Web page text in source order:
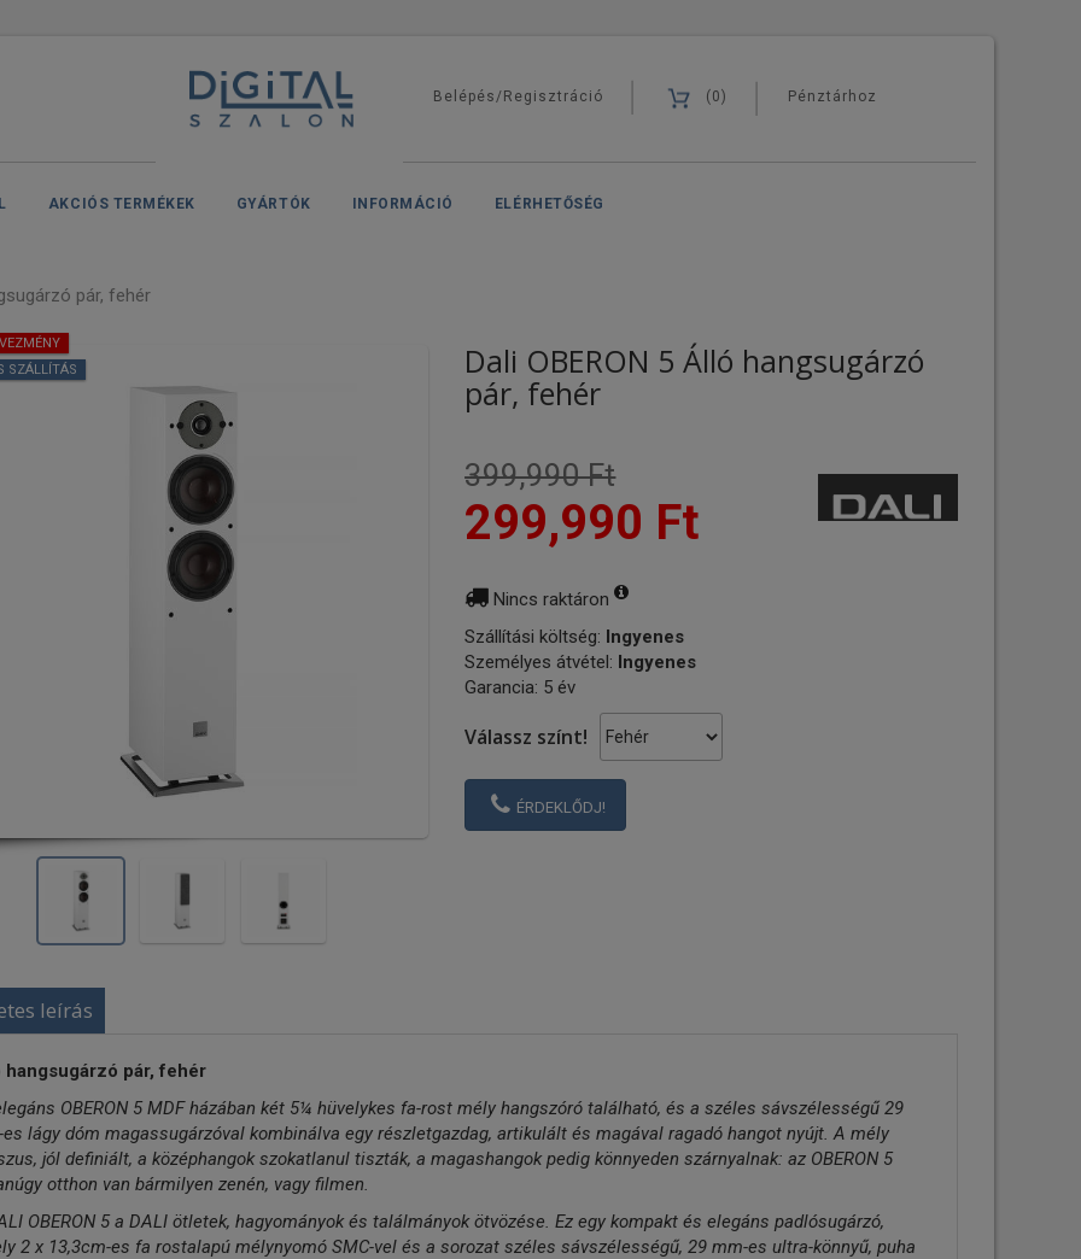
Belépés/Regisztráció (0) Pénztárhoz
AKCIÓS TERMÉKEK GYÁRTÓK INFORMÁCIÓ ELÉRHETŐSÉG
pár, fehér
SZÁLLÍTÁS
Dali OBERON 5 Álló hangsugárzó
pár, fehér
399,990 Ft
299,990 Ft
Nincs raktáron
Szállítási költség: Ingyenes
Személyes átvétel: Ingyenes
Garancia: 5 év
Válassz színt!
ÉRDEKLŐDJ!
leírás
hangsugárzó pár, fehér
OBERON 5 MDF házában két 5¼ hüvelykes fa-rost mély hangszóró található, és a széles sávszélességű 29
lágy dóm magassugárzóval kombinálva egy részletgazdag, artikulált és magával ragadó hangot nyújt. A mély
jól definiált, a középhangok szokatlanul tiszták, a magashangok pedig könnyeden szárnyalnak: az OBERON 5
otthon van bármilyen zenén, vagy filmen.
OBERON 5 a DALI ötletek, hagyományok és találmányok ötvözése. Ez egy kompakt és elegáns padlósugárzó,
2 x 13,3cm-es fa rostalapú mélynyomó SMC-vel és a sorozat széles sávszélességű, 29 mm-es ultra-könnyű, puha